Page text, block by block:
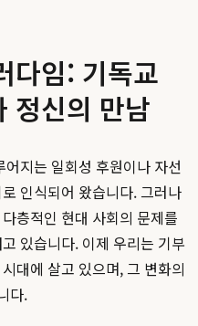
다임: 기독교
정신의 만남
지는 일회성 후원이나 자선
인식되어 왔습니다. 그러나
층적인 현대 사회의 문제를
있습니다. 이제 우리는 기부
대에 살고 있으며, 그 변화의
다.